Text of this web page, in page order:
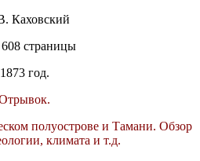
Каховский
608 страницы
1873 год.
полуострове и Тамани. Обзор
климата и т.д.